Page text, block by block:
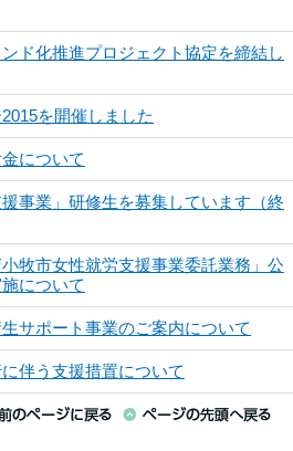
ンド化推進プロジェクト協定を締結し
を開催しました
について
援事業」研修生を募集しています（終
牧市女性就労支援事業委託業務」公
について
サポート事業のご案内について
伴う支援措置について